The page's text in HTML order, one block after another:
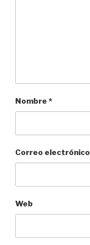
Nombre *
Correo electrónico
Web